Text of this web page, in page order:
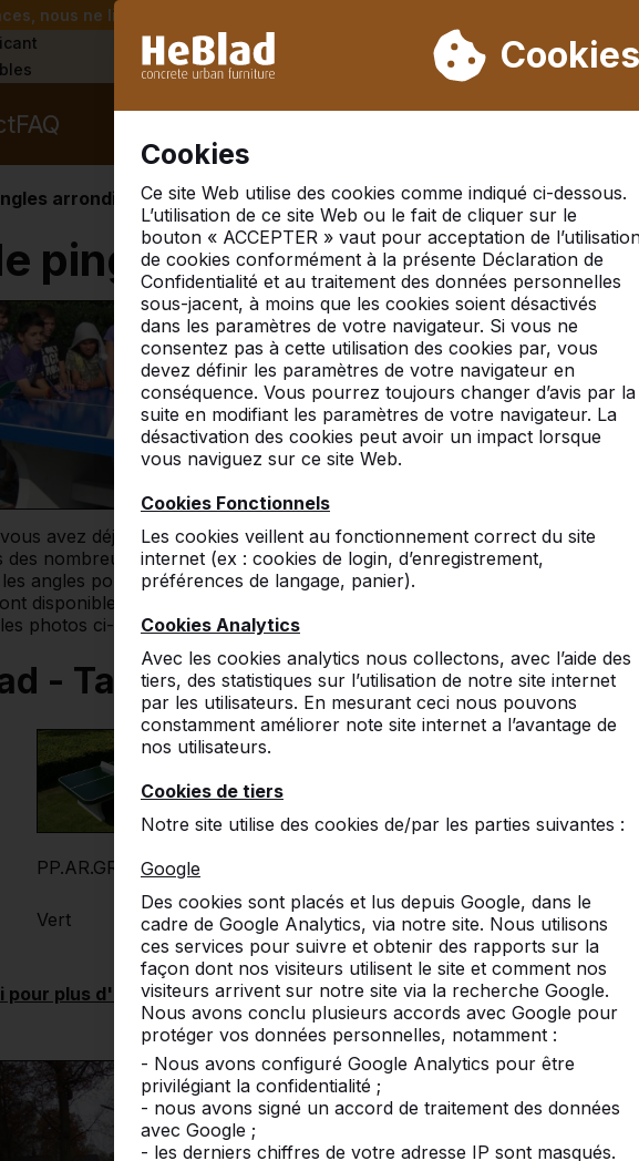
nous ne livrerons pas de la semaine 31 à la semaine 33. Veuillez donc
Cookies
Cookies
Ce site Web utilise des cookies comme indiqué ci-dessous.
L’utilisation de ce site Web ou le fait de cliquer sur le
bouton « ACCEPTER » vaut pour acceptation de
de cookies conformément à la présente Déclaration de
Confidentialité et au traitement des données personnelles
sous-jacent, à moins que les cookies soient désactivés
dans les paramètres de votre navigateur. Si vous ne
consentez pas à cette utilisation des cookies par, vous
devez définir les paramètres de votre navigateur en
conséquence. Vous pourrez toujours changer d’avis par la
suite en modifiant les paramètres de votre navigateur. La
désactivation des cookies peut avoir un impact lorsque
vous naviguez sur ce site Web.
Cookies Fonctionnels
Les cookies veillent au fonctionnement correct du site
internet (ex : cookies de login, d’enregistrement,
préférences de langage, panier).
Cookies Analytics
Avec les cookies analytics nous collectons, avec l’aide des
tiers, des statistiques sur l’utilisation de notre site internet
par les utilisateurs. En mesurant ceci nous pouvons
constamment améliorer note site internet a l’avantage de
nos utilisateurs.
Cookies de tiers
Notre site utilise des cookies de/par les parties suivantes :
Google
Des cookies sont placés et lus depuis Google, dans le
cadre de Google Analytics, via notre site. Nous utilisons
ces services pour suivre et obtenir des rapports sur la
façon dont nos visiteurs utilisent le site et comment nos
visiteurs arrivent sur notre site via la recherche Google.
Nous avons conclu plusieurs accords avec Google pour
protéger vos données personnelles, notamment :
- Nous avons configuré Google Analytics pour être
privilégiant la confidentialité ;
- nous avons signé un accord de traitement des données
avec Google ;
- les derniers chiffres de votre adresse IP sont masqués.
Déjà plus de 30 000 produits vendus
FAQ
arrondis
ping-pong avec angles
avez déjà signalé les tables de ping-pong de HeBlad. Nous avons
des nombreuses écoles primaires. Comme les enfants jouent assez
les angles pour que les enfants se blessent moins facilement. Les tables
disponibles en plusieurs versions.
photos ci-dessous pour les différentes versions.
- Tables de ping-pong avec
PP.AR.GR PP.AR.BL
Vert Bleu Naturel
pour plus d'informations sur nos tables ping-pong.